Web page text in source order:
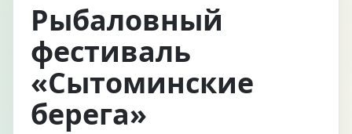
Рыбаловный
фестиваль
«Сытоминские
берега»